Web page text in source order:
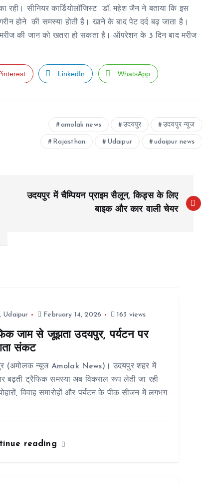
रही। सीनियर कार्डियोलॉजिस्ट डॉ. महेश जैन ने बताया कि इस
होने की समस्या होती है। खाने के बाद पेट दर्द बढ़ जाता है।
की जान को खतरा हो सकता है। ऑपरेशन के 3 दिन बाद मरीज
LinkedIn WhatsApp
amolak news उदयपुर उदयपुर न्यूज
Rajasthan Udaipur udaipur news
उदयपुर में चैम्पियन प्राइम सैलून, किड्स के लिए
बाइक और कार वाली चेयर
Udaipur February 14, 2026 163 views
जाम से जूझता उदयपुर, पर्यटन पर
संकट
(अमोलक न्यूज Amolak News)। उदयपुर शहर में
बढ़ती ट्रैफिक समस्या अब विकराल रूप लेती जा रही
विवाह समारोहों और पर्यटन के पीक सीजन में लगभग
reading